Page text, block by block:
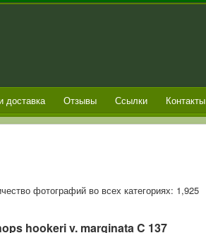
доставка Отзывы Ссылки Контакты
фотографий во всех категориях: 1,925
hookeri v. marginata C 137